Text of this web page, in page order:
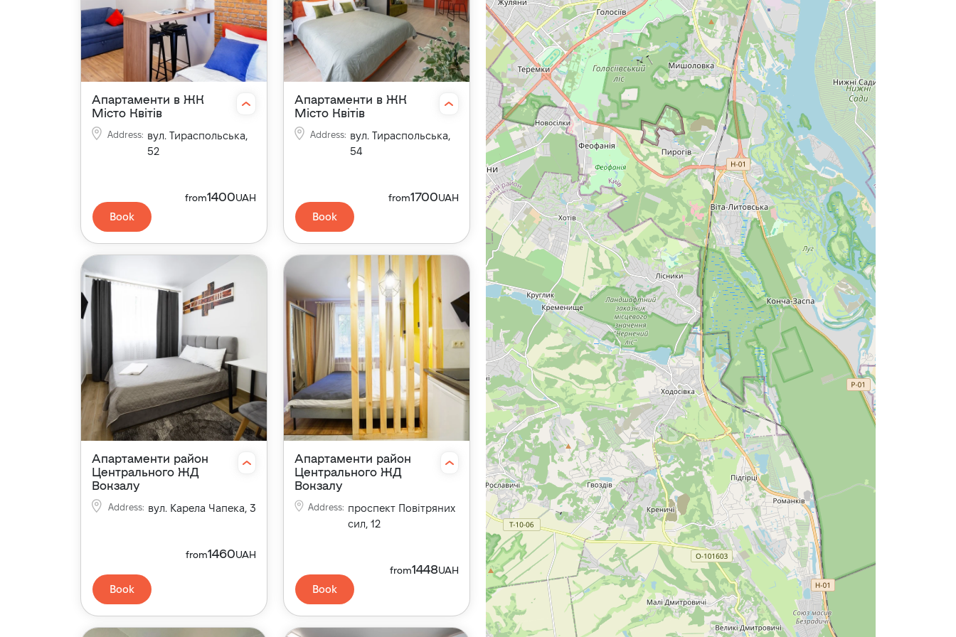
Апартаменти в ЖК
Місто Квітів
Address: вул. Тираспольська,
52
from1400UAH
Book
Апартаменти в ЖК
Місто Квітів
Address: вул. Тираспольська,
54
from1700UAH
Book
Апартаменти район
Центрального ЖД
Вокзалу
Address: вул. Карела Чапека, 3
from1460UAH
Book
Апартаменти район
Центрального ЖД
Вокзалу
Address: проспект Повітряних
сил, 12
from1448UAH
Book